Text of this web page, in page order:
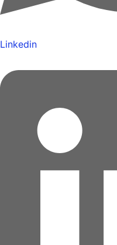
Linkedin